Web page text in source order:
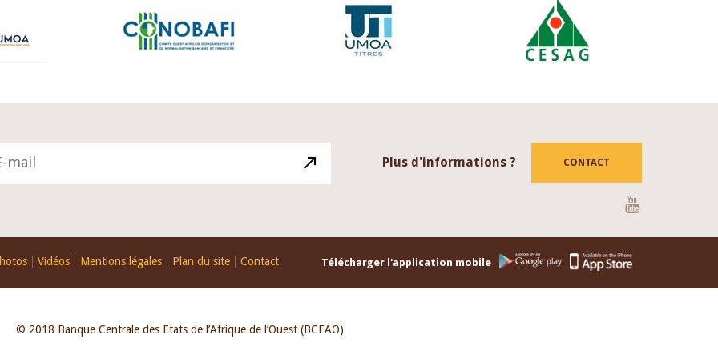
Plus d'informations ? CONTACT
Vidéos Mentions légales Plan du site Contact Télécharger l'application mobile
© 2018 Banque Centrale des Etats de l’Afrique de l’Ouest (BCEAO)